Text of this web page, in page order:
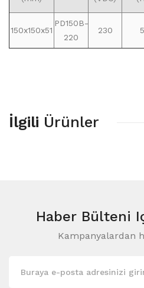
150x150x51
PD150B-
220
230
İlgili Ürünler
Haber Bülteni
Kampanyalardan